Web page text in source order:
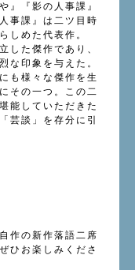
』『影の人事課』
事課』は二ツ目時
しめた代表作。
した傑作であり、
な印象を与えた。
も様々な傑作を生
その一つ。この二
能していただきた
芸談」を存分に引
作の新作落語二席
ひお楽しみくださ